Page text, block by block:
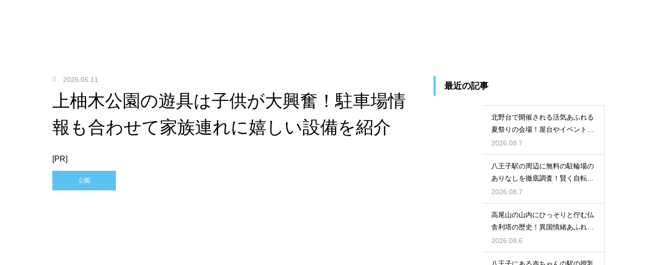
2026.05.11
上柚木公園の遊具は子供が大興奮！駐車場情
報も合わせて家族連れに嬉しい設備を紹介
[PR]
公園
最近の記事
北野台で開催される活気あふれる
夏祭りの会場！屋台やイベントを
大満喫
2026.08.7
八王子駅の周辺に無料の駐輪場の
ありなしを徹底調査！賢く自転車
を止める
2026.08.7
高尾山の山内にひっそりと佇む仏
舎利塔の歴史！異国情緒あふれる
建造物
2026.08.6